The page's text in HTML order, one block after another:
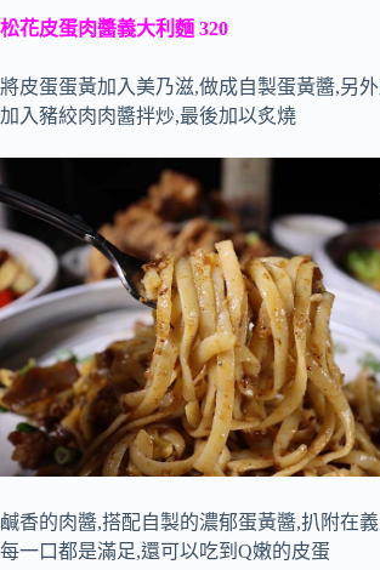
松花皮蛋肉醬義大利麵 320
將皮蛋蛋黃加入美乃滋,做成自製蛋黃醬,另
加入豬絞肉肉醬拌炒,最後加以炙燒
鹹香的肉醬,搭配自製的濃郁蛋黃醬,扒附在
每一口都是滿足,還可以吃到Q嫩的皮蛋